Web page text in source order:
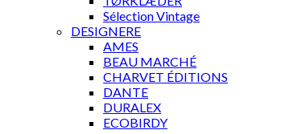
Sélection Vintage
DESIGNERE
AMES
BEAU MARCHÉ
CHARVET ÉDITIONS
DANTE
DURALEX
ECOBIRDY